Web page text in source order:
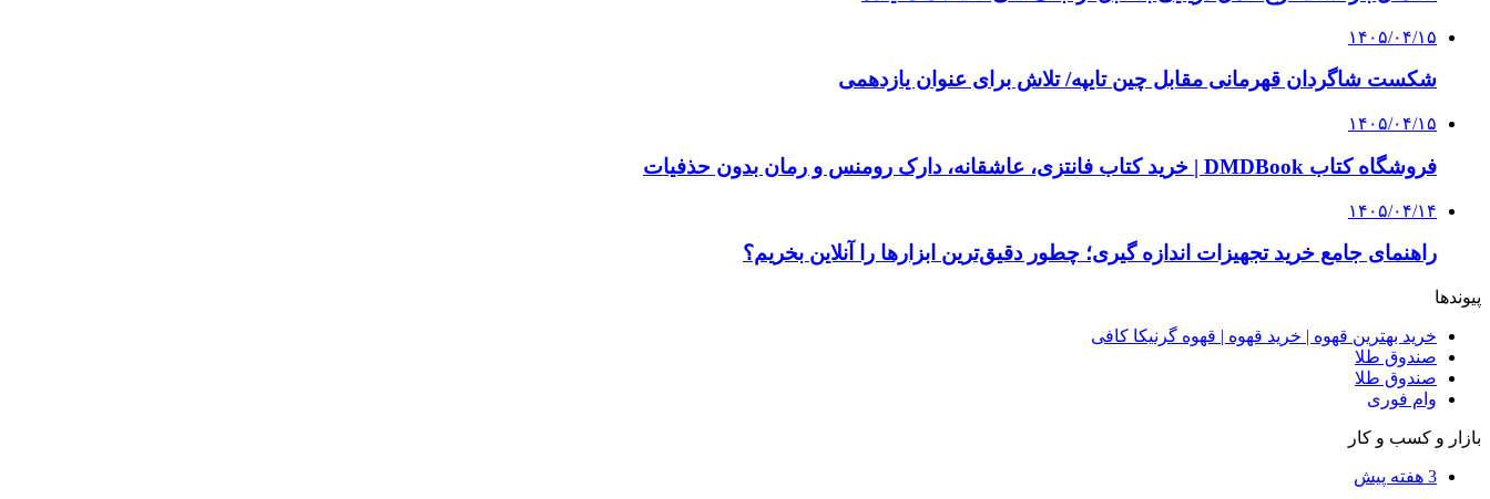
۱۴۰۵/۰۴/۱۵
شکست شاگردان قهرمانی مقابل چین تایپه/ تلاش برای عنوان یازدهمی
۱۴۰۵/۰۴/۱۵
فروشگاه کتاب DMDBook | خرید کتاب فانتزی، عاشقانه، دارک رومنس و رمان بدون حذفیات
۱۴۰۵/۰۴/۱۴
راهنمای جامع خرید تجهیزات اندازه گیری؛ چطور دقیق‌ترین ابزارها را آنلاین بخریم؟
پیوندها
خرید بهترین قهوه | خرید قهوه | قهوه گرنیکا کافی
صندوق طلا
صندوق طلا
وام فوری
بازار و کسب و کار
3 هفته پیش